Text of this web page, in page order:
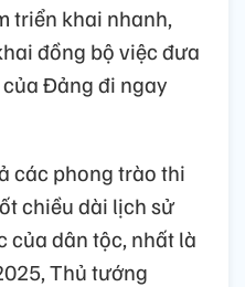
triển khai nhanh,
đồng bộ việc đưa
Đảng đi ngay
các phong trào thi
chiều dài lịch sử
của dân tộc, nhất là
Thủ tướng